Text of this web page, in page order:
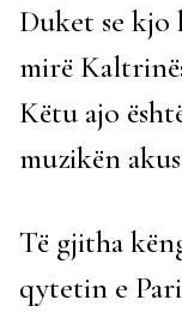
Duket se kjo
mirë
Këtu ajo
muzikën
Të gjitha
qytetin e